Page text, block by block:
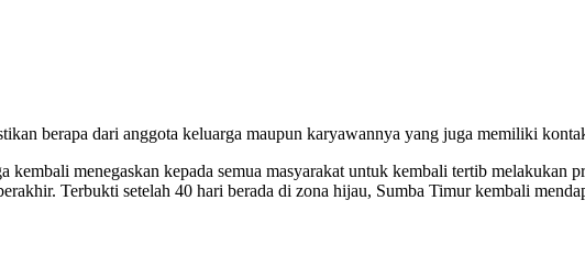
berapa dari anggota keluarga maupun karyawannya yang juga memiliki
kembali menegaskan kepada semua masyarakat untuk kembali tertib melakukan
Terbukti setelah 40 hari berada di zona hijau, Sumba Timur kembali